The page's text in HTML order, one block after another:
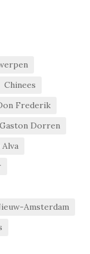
Chinees
Frederik
Gaston Dorren
Amsterdam